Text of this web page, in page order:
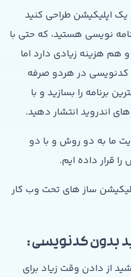
اپلیکیشن طراحی کنید
نویسی هستید، که حتی با
هزینه زیادی دارد اما
کدنویسی در هردو صرفه
برنامه را بسازید و با
اندروید انتشار دهید.
ما به دو روش و با دو
قرار داده ایم.
ساز های تحت وب کار
بدون کدنویسی :
از دادن وقت زیاد برای